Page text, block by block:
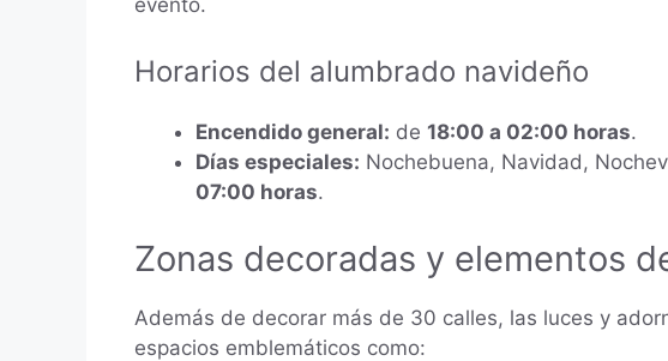
Horarios del alumbrado navideño
Encendido general: de 18:00 a 02:00 horas.
Días especiales: Nochebuena, Navidad,
07:00 horas.
Zonas decoradas y elementos
Además de decorar más de 30 calles, las luces y
espacios emblemáticos como: